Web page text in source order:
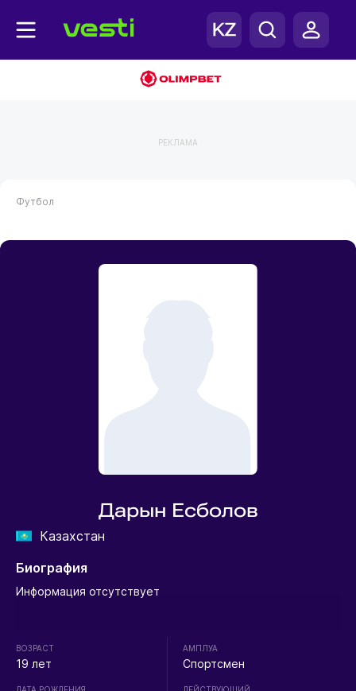
РЕКЛАМА
Футбол
Дарын Есболов
Казахстан
Биография
Информация отсутствует
ВОЗРАСТ
19 лет
АМПЛУА
Спортсмен